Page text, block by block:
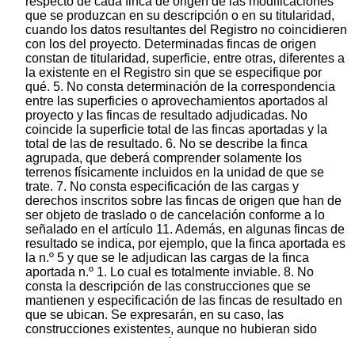
que se produzcan en su descripción o en su titularidad,
cuando los datos resultantes del Registro no coincidieren
con los del proyecto. Determinadas fincas de origen
constan de titularidad, superficie, entre otras, diferentes a
la existente en el Registro sin que se especifique por
qué. 5. No consta determinación de la correspondencia
entre las superficies o aprovechamientos aportados al
proyecto y las fincas de resultado adjudicadas. No
coincide la superficie total de las fincas aportadas y la
total de las de resultado. 6. No se describe la finca
agrupada, que deberá comprender solamente los
terrenos físicamente incluidos en la unidad de que se
trate. 7. No consta especificación de las cargas y
derechos inscritos sobre las fincas de origen que han de
ser objeto de traslado o de cancelación conforme a lo
señalado en el artículo 11. Además, en algunas fincas de
resultado se indica, por ejemplo, que la finca aportada es
la n.º 5 y que se le adjudican las cargas de la finca
aportada n.º 1. Lo cual es totalmente inviable. 8. No
consta la descripción de las construcciones que se
mantienen y especificación de las fincas de resultado en
que se ubican. Se expresarán, en su caso, las
construcciones existentes, aunque no hubieran sido